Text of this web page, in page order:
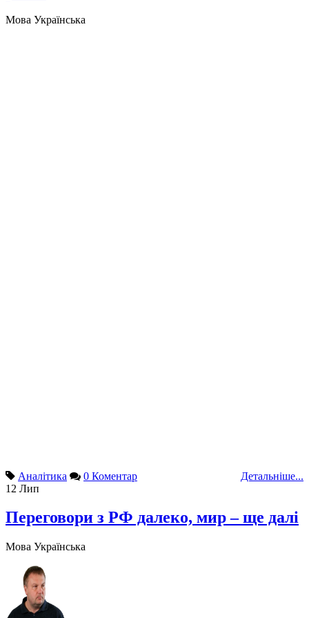
Мова Українська
Аналітика 0 Коментар
Детальніше...
12 Лип
Переговори з РФ далеко, мир – ще далі
Мова Українська